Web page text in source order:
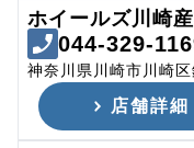
ホイールズ川崎
044-329-
神奈川県川崎市川崎
店舗詳細